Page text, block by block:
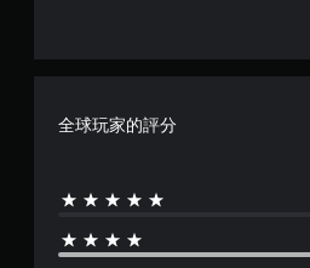
全球玩家的評分